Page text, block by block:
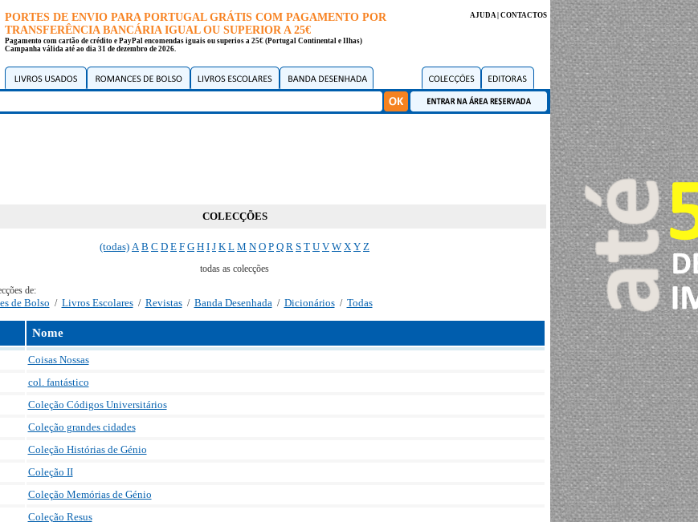
PORTES DE ENVIO PARA PORTUGAL GRÁTIS COM PAGAMENTO POR
TRANSFERÊNCIA BANCÁRIA IGUAL OU SUPERIOR A 25€
Pagamento com cartão de crédito e PayPal encomendas iguais ou superios a 25€ (Portugal Continental e Ilhas)
Campanha válida até ao dia 31 de dezembro de 2026.
AJUDA| CONTACTOS
COLECÇÕES
(todas) A B C D E F G H I J K L M N O P Q R S T U V W X Y Z
todas as colecções
de:
de Bolso / Livros Escolares/ Revistas/ Banda Desenhada/ Dicionários/ Todas
Nome
Coisas Nossas
col. fantástico
Coleção Códigos Universitários
Coleção grandes cidades
Coleção Histórias de Génio
Coleção II
Coleção Memórias de Génio
Coleção Resus